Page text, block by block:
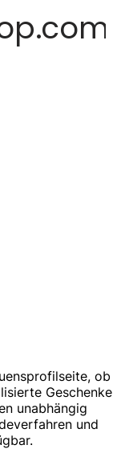
ob
Geschenke
unabhängig
und